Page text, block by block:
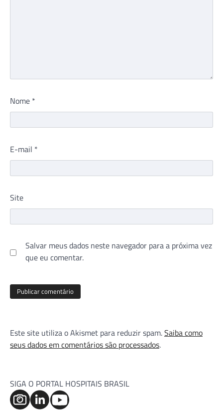
Nome *
E-mail *
Site
Salvar meus dados neste navegador para a próxima vez
que eu comentar.
Este site utiliza o Akismet para reduzir spam.Saiba como
seus dados em comentários são processados.
SIGA O PORTAL HOSPITAIS BRASIL